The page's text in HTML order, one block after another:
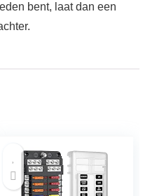
bent, laat dan een